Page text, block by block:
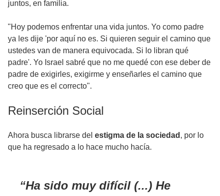
juntos, en familia.
"Hoy podemos enfrentar una vida juntos. Yo como padre
ya les dije 'por aquí no es. Si quieren seguir el camino que
ustedes van de manera equivocada. Si lo libran qué
padre'. Yo Israel sabré que no me quedé con ese deber de
padre de exigirles, exigirme y enseñarles el camino que
creo que es el correcto".
Reinserción Social
Ahora busca librarse del estigma de la sociedad , por lo
que ha regresado a lo hace mucho hacía.
Ha sido muy difícil (...) He